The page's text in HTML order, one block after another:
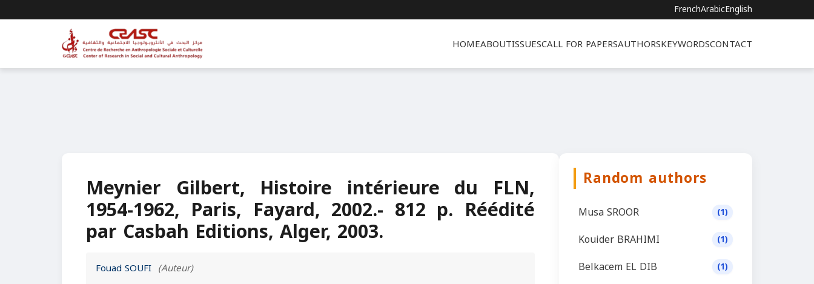
FrenchArabicEnglish
HOMEABOUTISSUESCALL FOR PAPERSAUTHORSKEYWORDSCONTACT
Meynier Gilbert, Histoire intérieure du FLN,
1954-1962, Paris, Fayard, 2002.- 812 p. Réédité
par Casbah Editions, Alger, 2003.
Fouad SOUFI (Auteur)
Random authors
Musa SROOR (1)
Kouider BRAHIMI (1)
Belkacem EL DIB (1)